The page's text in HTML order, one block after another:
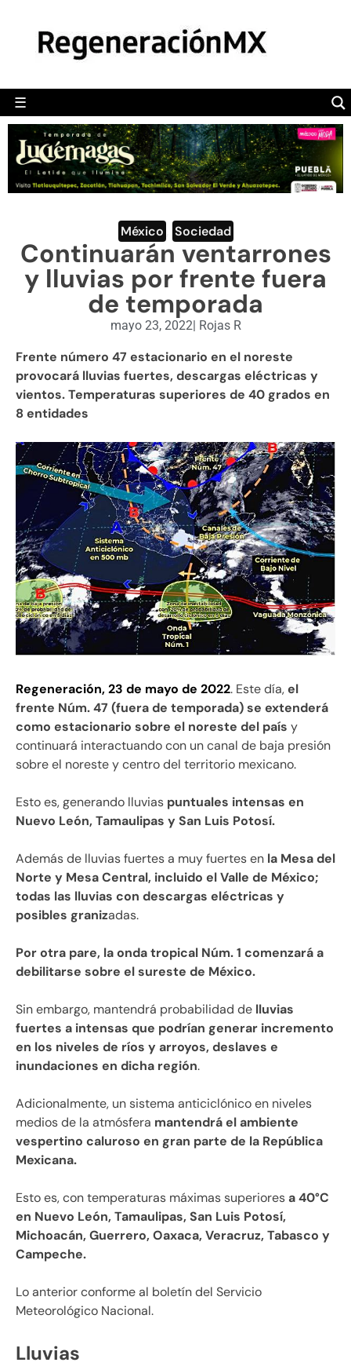
☰
POLÍTICA
CAMALEÓN
OPINIÓN
DEPORTES
ENGLISH SECTION
VIDEOS
México Sociedad
Continuarán ventarrones
y lluvias por frente fuera
de temporada
mayo 23, 2022| Rojas R
Frente número 47 estacionario en el noreste
provocará lluvias fuertes, descargas eléctricas y
vientos. Temperaturas superiores de 40 grados en
8 entidades
Regeneración, 23 de mayo de 2022. Este día,el
frente Núm. 47 (fuera de temporada) se extenderá
como estacionario sobre el noreste del país y
continuará interactuando con un canal de baja presión
sobre el noreste y centro del territorio mexicano.
Esto es, generando lluvias puntuales intensas en
Nuevo León, Tamaulipas y San Luis Potosí.
Además de lluvias fuertes a muy fuertes en la Mesa del
Norte y Mesa Central, incluido el Valle de México;
todas las lluvias con descargas eléctricas y
posibles granizadas.
Por otra pare, la onda tropical Núm. 1 comenzará a
debilitarse sobre el sureste de México.
Sin embargo, mantendrá probabilidad de lluvias
fuertes a intensas que podrían generar incremento
en los niveles de ríos y arroyos, deslaves e
inundaciones en dicha región.
Adicionalmente, un sistema anticiclónico en niveles
medios de la atmósfera mantendrá el ambiente
vespertino caluroso en gran parte de la República
Mexicana.
Esto es, con temperaturas máximas superioresa 40°C
en Nuevo León, Tamaulipas, San Luis Potosí,
Michoacán, Guerrero, Oaxaca, Veracruz, Tabasco y
Campeche.
Lo anterior conforme al boletín del Servicio
Meteorológico Nacional.
Lluvias